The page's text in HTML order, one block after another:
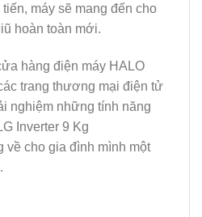
máy sẽ mang đến cho
hoàn toàn mới.
hàng điện máy HALO
trang thương mại điện tử
nghiệm những tính năng
Inverter 9 Kg
về cho gia đình mình một